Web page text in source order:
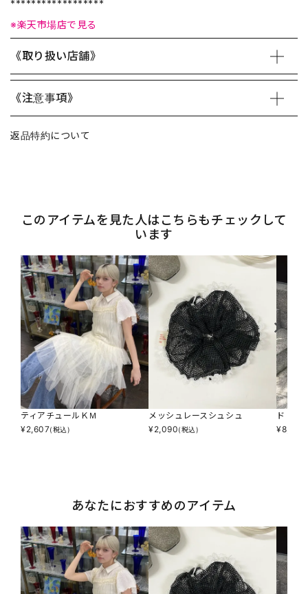
******************
※楽天市場店で見る
《取り扱い店舗》
《注意事項》
返品特約について
このアイテムを見た人はこちらもチェックして
います
ティアチュールＫＭ
¥2,607(税込)
メッシュレースシュシュ
¥2,090(税込)
ドドッ
¥8,690
あなたにおすすめのアイテム